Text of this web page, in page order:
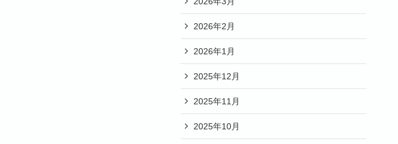
2026年2月
2026年1月
2025年12月
2025年11月
2025年10月